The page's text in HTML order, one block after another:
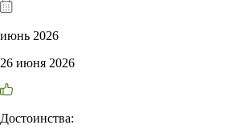
июнь 2026
26 июня 2026
Достоинства: